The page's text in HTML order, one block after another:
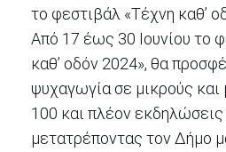
ΤΟΠΟΣ
το φεστιβάλ «Τέχνη καθ’
Από 17 έως 30 Ιουνίου το
καθ’ οδόν 2024», θα
ψυχαγωγία σε μικρούς
100 και πλέον εκδηλώσεις
μετατρέποντας τον Δήμο